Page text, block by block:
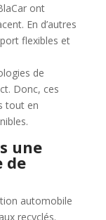
ont
En d’autres
flexibles et
de
Donc, ces
tout en
une
de
automobile
recyclés.